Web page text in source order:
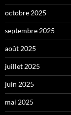
octobre 2025
septembre 2025
août 2025
juillet 2025
juin 2025
mai 2025